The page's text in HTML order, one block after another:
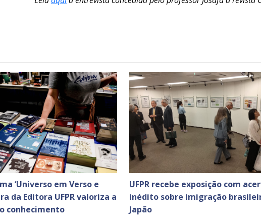
‘Universo em Verso e
da Editora UFPR valoriza a
conhecimento
UFPR recebe exposição com
inédito sobre imigração
Japão